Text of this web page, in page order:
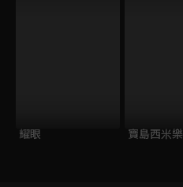
耀眼 寶島西米樂